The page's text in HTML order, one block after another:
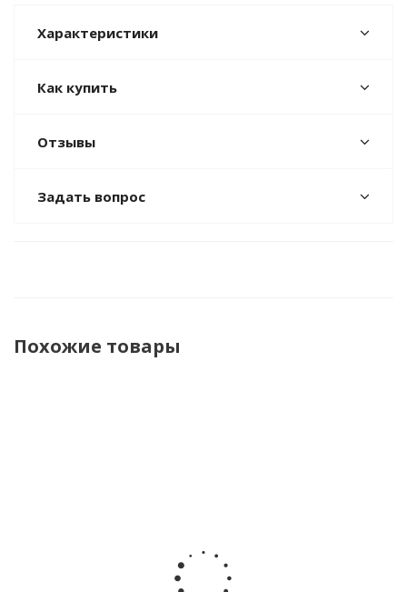
Характеристики
Как купить
Отзывы
Задать вопрос
Похожие товары
Термометр
инфракрасный